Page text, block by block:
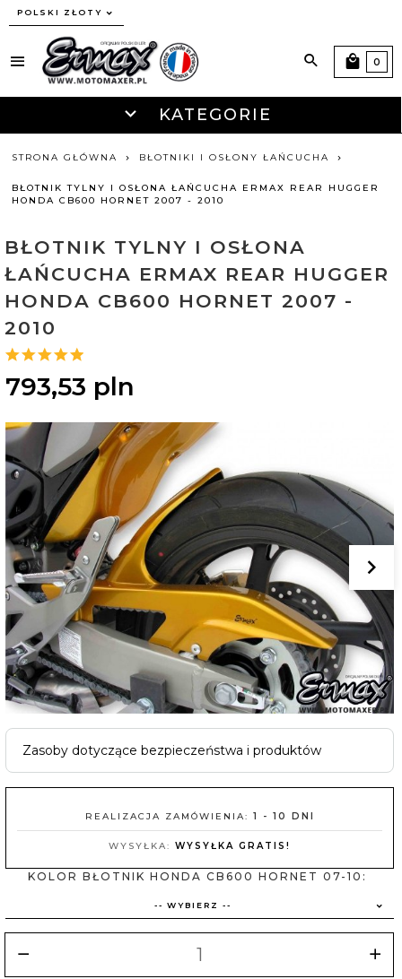
currency_h
POLSKI ZŁOTY
KATEGORIE
0
STRONA GŁÓWNA BŁOTNIKI I OSŁONY ŁAŃCUCHA
BŁOTNIK TYLNY I OSŁONA ŁAŃCUCHA ERMAX REAR HUGGER
HONDA CB600 HORNET 2007 - 2010
BŁOTNIK TYLNY I OSŁONA
ŁAŃCUCHA ERMAX REAR HUGGER
HONDA CB600 HORNET 2007 -
2010
793,53 pln
Zasoby dotyczące bezpieczeństwa i produktów
REALIZACJA ZAMÓWIENIA: 1 - 10 DNI
WYSYŁKA: WYSYŁKA GRATIS!
KOLOR BŁOTNIK HONDA CB600 HORNET 07-10:
-- WYBIERZ --